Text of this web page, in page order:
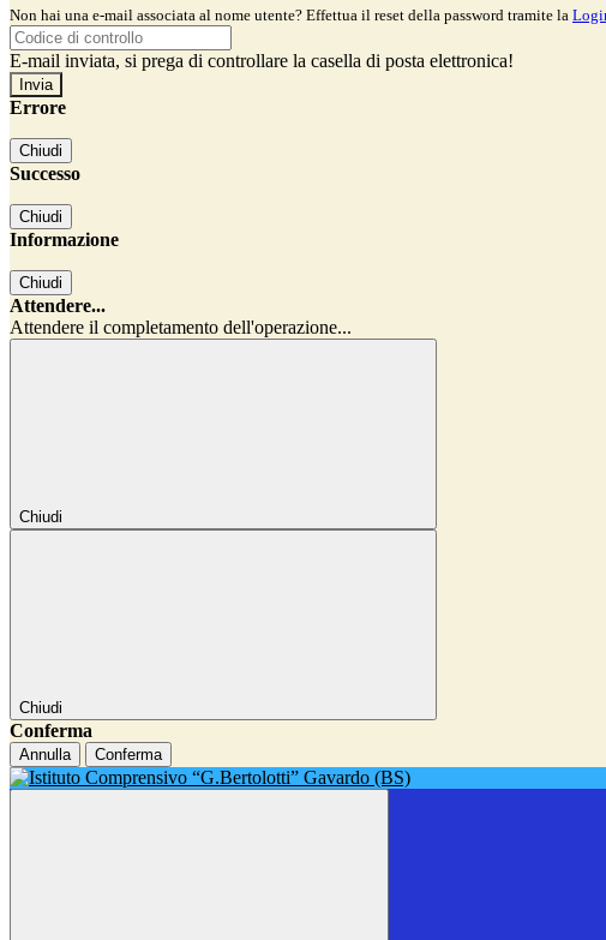
Non hai una e-mail associata al nome utente? Effettua il reset della password tramite la
E-mail inviata, si prega di controllare la casella di posta elettronica!
Errore
Chiudi
Successo
Chiudi
Informazione
Chiudi
Attendere...
Attendere il completamento dell'operazione...
Chiudi
Chiudi
Conferma
Annulla Conferma